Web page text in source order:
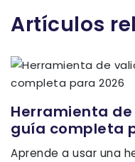
Artículos
Herramienta de
guía completa
Aprende a usar una